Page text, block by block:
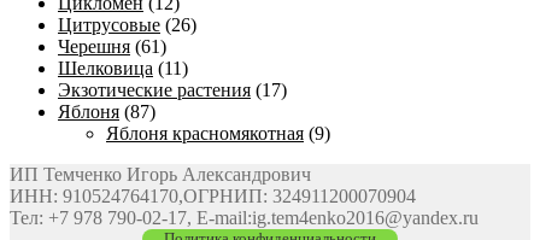
Цитрусовые (26)
Черешня (61)
Шелковица (11)
Экзотические растения (17)
Яблоня (87)
Яблоня красномякотная (9)
ИП Темченко Игорь Александрович
ИНН: 910524764170,ОГРНИП: 324911200070904
Тел: +7 978 790-02-17, E-mail:ig.tem4enko2016@yandex.ru